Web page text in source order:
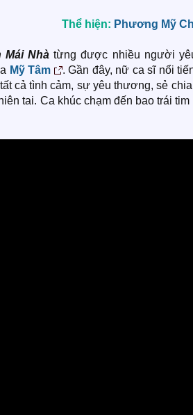
Thể hiện: Phương Mỹ
Mái Nhà từng được nhiều người
Mỹ Tâm . Gần đây, nữ ca sĩ nổi
cả tình cảm, sự yêu thương, sẻ
tai. Ca khúc chạm đến bao trái